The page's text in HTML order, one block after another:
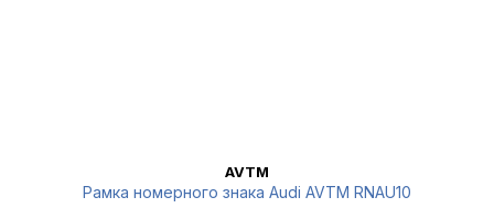
AVTM
Рамка номерного знака Audi AVTM RNAU10